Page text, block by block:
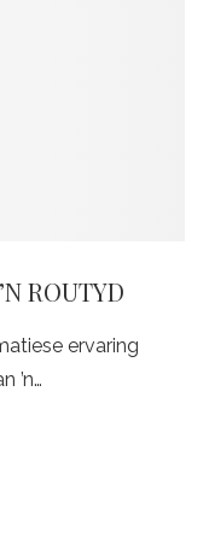
ROUTYD
ervaring
’n…